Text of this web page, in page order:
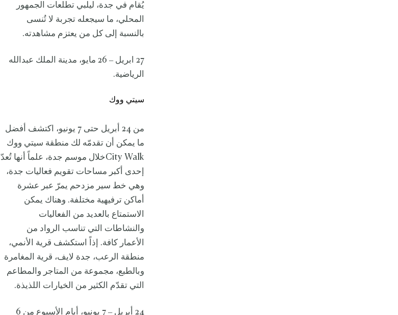
يُقام في جدة، ليلبي تطلعات الجمهور
المحلي، ما سيجعله تجربة لا تُنسى
بالنسبة إلى كل من يعتزم مشاهدته.
27 ابريل – 26 مايو، مدينة الملك عبدالله
الرياضية.
سيتي ووك
من 24 أبريل حتى 7 يونيو، اكتشف أفضل
ما يمكن أن تقدمّه لك منطقة سيتي ووك
City Walkخلال موسم جدة، علماً أنها تُعدّ
إحدى أكبر مساحات تقويم فعاليات جدة،
وهي خط سير مزدحم يمرّ عبر عشرة
أماكن ترفيهية مختلفة. وهناك يمكن
الاستمتاع بالعديد من الفعاليات
والنشاطات التي تناسب الرواد من
الأعمار كافة. إذاً استكشف قرية الأنمي،
منطقة الرعب، جدة لايف، قرية المغامرة
وبالطبع، مجموعة من المتاجر والمطاعم
التي تقدّم الكثير من الخيارات اللذيذة.
24 أبريل – 7 يونيو، أيام الأسبوع من 6